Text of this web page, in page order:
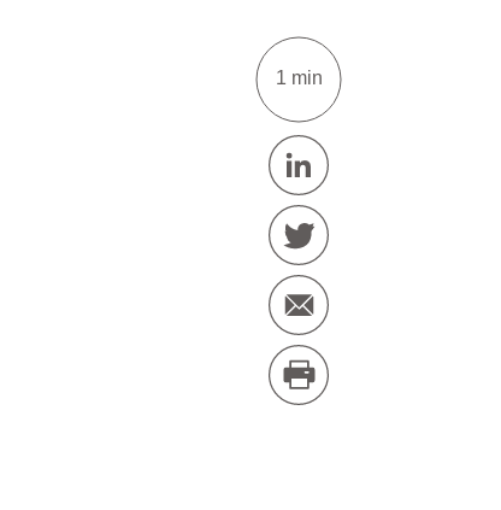
1 min